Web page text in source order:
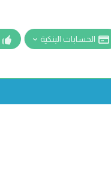
الحسابات البنكية